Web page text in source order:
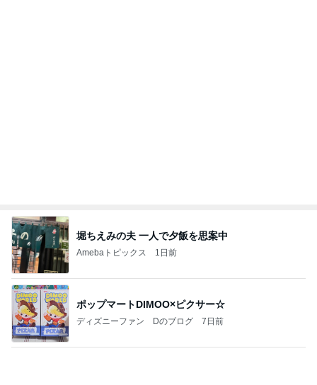
堀ちえみの夫 一人で夕飯を思案中
Amebaトピックス 1日前
ポップマートDIMOO×ピクサー☆
ディズニーファン Dのブログ 7日前